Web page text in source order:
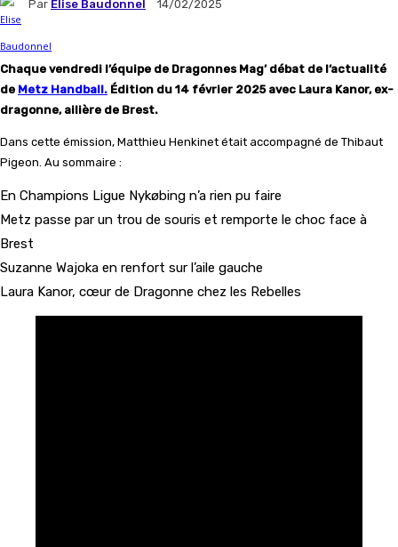
Par Elise Baudonnel 14/02/2025
Chaque vendredi l’équipe de Dragonnes Mag’ débat de l’actualité
de Metz Handball. Édition du 14 février 2025 avec Laura Kanor, ex-
dragonne, ailière de Brest.
Dans cette émission, Matthieu Henkinet était accompagné de Thibaut
Pigeon. Au sommaire :
En Champions Ligue Nykøbing n’a rien pu faire
Metz passe par un trou de souris et remporte le choc face à
Brest
Suzanne Wajoka en renfort sur l’aile gauche
Laura Kanor, cœur de Dragonne chez les Rebelles